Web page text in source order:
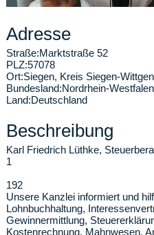
Adresse
Straße:Marktstraße 52
PLZ:57078
Ort:Siegen, Kreis Siegen-
Bundesland:Nordrhein-Westfalen
Land:Deutschland
Beschreibung
Karl Friedrich Lüthke,
1
192
Unsere Kanzlei informiert und
Lohnbuchhaltung,
Gewinnermittlung,
Kostenrechnung, Mahnwesen,